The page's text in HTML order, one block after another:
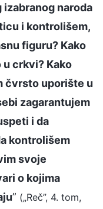
naroda
i kontrolišem,
figuru? Kako
u crkvi? Kako
čvrsto uporište u
zagarantujem
i da
kontrolišem
svoje
o kojima
” („Reč”, 4. tom,